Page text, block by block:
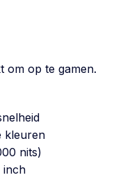
om op te gamen.
kleuren
nits)
inch